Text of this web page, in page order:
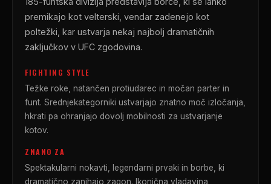
premikajo kot velterski, vendar zadenejo kot
poltežki, kar ustvarja nekaj najbolj dramatičnih
zaključkov v UFC zgodovina.
FIGHTING STYLE
Težke roke, natančen protiudarec in močan parter in
funt. Srednjekategorniki ustvarjajo znatno moč izločanja,
hkrati pa ohranjajo dovolj mobilnosti za ustvarjanje
kotov.
ZNANO ZA
Spektakularni nokavti, legendarni prvaki in borbe, ki
dramatično zanihajo zagon. Ikonična vladavina